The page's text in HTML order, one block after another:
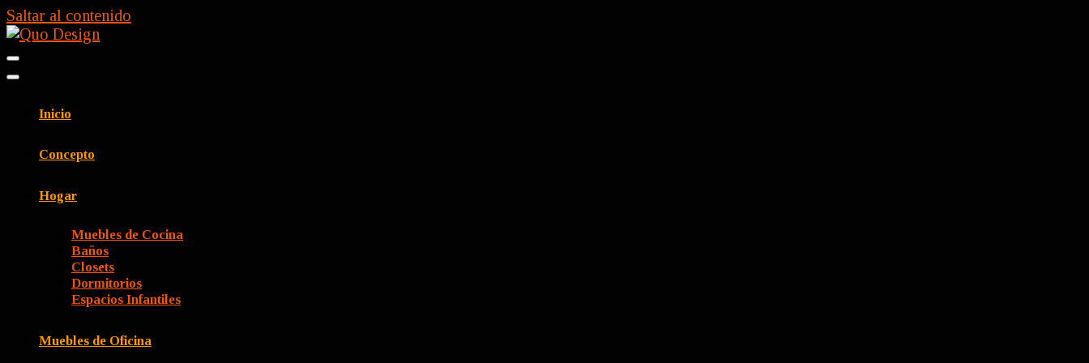
Saltar al contenido
Quo Design
Inicio
Concepto
Hogar
Muebles de Cocina
Baños
Closets
Dormitorios
Espacios Infantiles
Muebles de Oficina